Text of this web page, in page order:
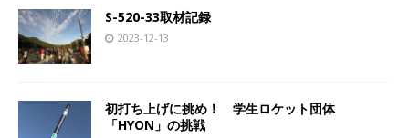
S-520-33取材記録
2023-12-13
初打ち上げに挑め！ 学生ロケット団体
「HYON」の挑戦